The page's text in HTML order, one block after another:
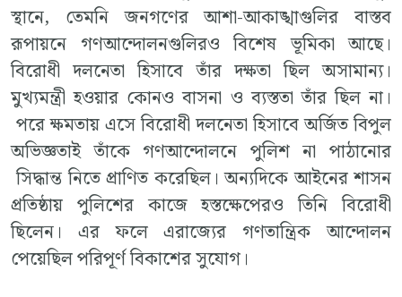
স্থানে, তেমনি জনগণের আশা-আকাঙ্খাগুলির বাস্তব
রূপায়নে গণআন্দোলনগুলিরও বিশেষ ভূমিকা আছে।
বিরোধী দলনেতা হিসাবে তাঁর দক্ষতা ছিল অসামান্য।
মুখ্যমন্ত্রী হওয়ার কোনও বাসনা ও ব্যস্ততা তাঁর ছিল না।
পরে ক্ষমতায় এসে বিরোধী দলনেতা হিসাবে অর্জিত বিপুল
অভিজ্ঞতাই তাঁকে গণআন্দোলনে পুলিশ না পাঠানোর
সিদ্ধান্ত নিতে প্রাণিত করেছিল। অন্যদিকে আইনের শাসন
প্রতিষ্ঠায় পুলিশের কাজে হস্তক্ষেপেরও তিনি বিরোধী
ছিলেন। এর ফলে এরাজ্যের গণতান্ত্রিক আন্দোলন
পেয়েছিল পরিপূর্ণ বিকাশের সুযোগ।